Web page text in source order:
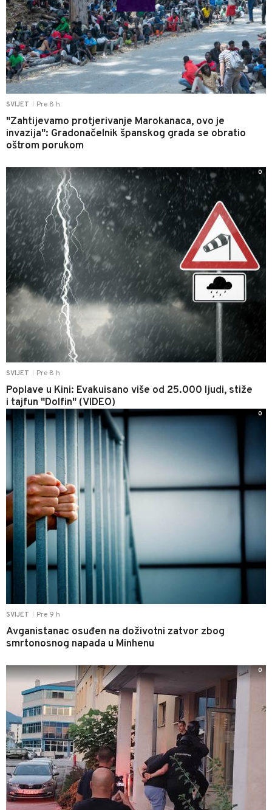
SVIJET Pre 8 h
"Zahtijevamo protjerivanje Marokanaca, ovo je
invazija": Gradonačelnik španskog grada se obratio
oštrom porukom
SVIJET Pre 8 h
Poplave u Kini: Evakuisano više od 25.000 ljudi, stiže
i tajfun "Dolfin" (VIDEO)
0
SVIJET Pre 9 h
Avganistanac osuđen na doživotni zatvor zbog
smrtonosnog napada u Minhenu
0
0